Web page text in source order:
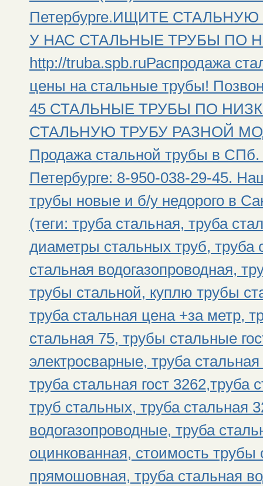
Петербурге.ИЩИТЕ
У НАС СТАЛЬНЫЕ ТРУБЫ ПО
http://truba.spb.ruРаспродажа
цены на стальные трубы!
45 СТАЛЬНЫЕ ТРУБЫ ПО
СТАЛЬНУЮ ТРУБУ РАЗНОЙ
Продажа стальной трубы в СПб.
Петербурге: 8-950-038-29-45.
трубы новые и б/у недорого в
(теги: труба стальная, труба
диаметры стальных труб, труба
стальная водогазопроводная,
трубы стальной, куплю трубы
труба стальная цена +за метр,
стальная 75, трубы стальные
электросварные, труба
труба стальная гост 3262,труба
труб стальных, труба стальная
водогазопроводные, труба
оцинкованная, стоимость трубы
прямошовная, труба стальная